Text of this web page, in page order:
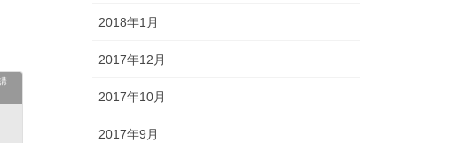
2018年1月
2017年12月
2017年10月
2017年9月